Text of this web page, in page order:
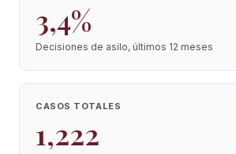
3,4%
Decisiones de asilo, últimos 12 meses
CASOS TOTALES
1,222